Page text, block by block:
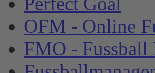
OFM - Online
FMO - Fussball